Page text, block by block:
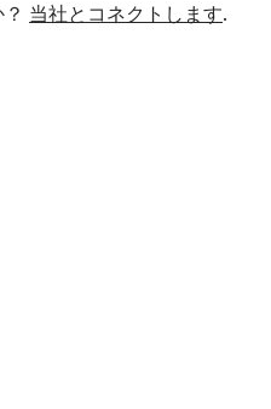
当社とコネクトします.